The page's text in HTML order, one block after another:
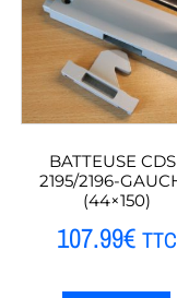
BATTEUSE
2195/2196-
(44×150)
107.99€ TTC